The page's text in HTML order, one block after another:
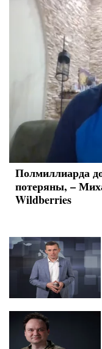
Полмиллиарда
потеряны, –
Wildberries